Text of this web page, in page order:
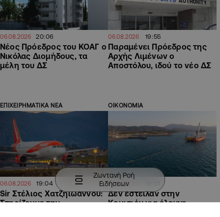
06.08.2026 20:06
Νέος Πρόεδρος του ΚΟΑΓ ο
Νικόλας Διομήδους, τα
μέλη του ΔΣ
06.08.2026 19:55
Παραμένει Πρόεδρος της
Αρχής Λιμένων ο
Αποστόλου, ιδού το νέο ΔΣ
ΕΠΙΧΕΙΡΗΜΑΤΙΚΑ ΝΕΑ
06.08.2026 19:04
Sir Στέλιος Χατζηιωάννου:
Στηρίζουμε την
ΟΙΚΟΝΟΜΙΑ
06.08.2026
Δεν έστειλαν στην
Κομισιόν για έλεγχο
Ζωντανή Ροή
Ειδήσεων